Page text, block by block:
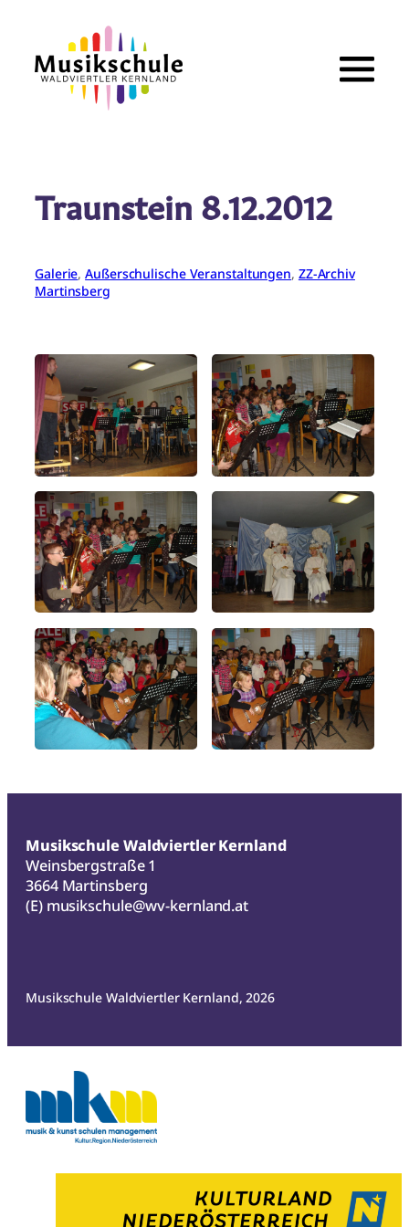
springen
Traunstein 8.12.2012
Galerie, Außerschulische Veranstaltungen, ZZ-Archiv
Martinsberg
Musikschule Waldviertler Kernland
Weinsbergstraße 1
3664 Martinsberg
(E) musikschule@wv-kernland.at
Musikschule Waldviertler Kernland, 2026